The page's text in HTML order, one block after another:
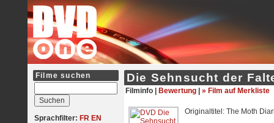
Filme suchen
Sprachfilter: FR EN
Die Sehnsucht der
Filminfo | Bewertung » Film auf Merkliste
Originaltitel: The Moth